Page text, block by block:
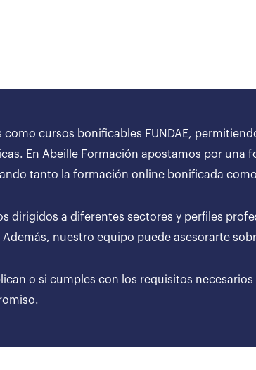
cursos bonificables FUNDAE,
En Abeille Formación apostamos por una
tanto la formación online bonificada
dirigidos a diferentes sectores y perfiles
nuestro equipo puede asesorarte
o si cumples con los requisitos